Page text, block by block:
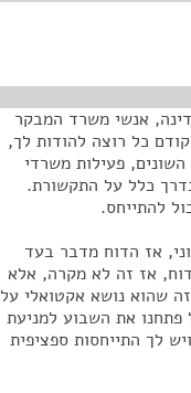
אנשי משרד המבקר
כל רוצה להודות לך,
פעילות משרדי
כלל על התקשורת.
להתייחס.
אז הדוח מדבר בעד
אז זה לא מקרה, אלא
שהוא נושא אקטואלי על
את השבוע למניעת
לך התייחסות ספציפית